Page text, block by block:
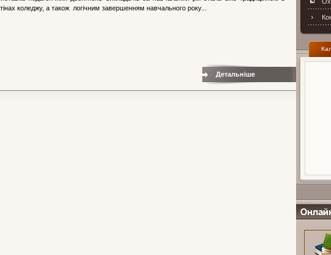
Онлайн-
коледжу, а також логічним завершенням навчального року...
Детальніше